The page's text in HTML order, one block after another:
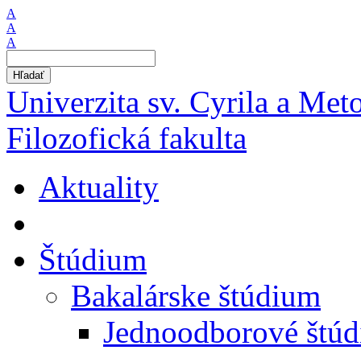
A
A
A
Hľadať
Univerzita sv. Cyrila a
Filozofická fakulta
Aktuality
Štúdium
Bakalárske štúdium
Jednoodborové